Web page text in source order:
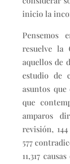
inicio la
Pensemos
resuelve la
aquellos de
estudio de
asuntos
que
amparos
revisión,
577
11,317